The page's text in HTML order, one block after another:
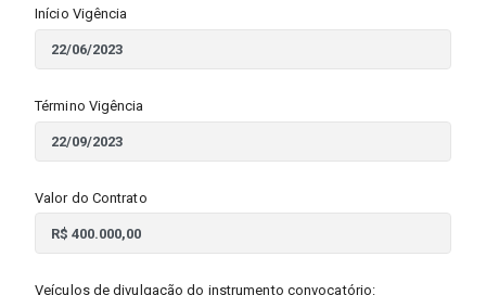
Início Vigência
Término Vigência
Valor do Contrato
Veículos de divulgação do instrumento convocatório: